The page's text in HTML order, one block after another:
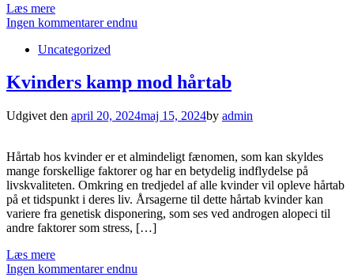
Læs mere
Ingen kommentarer endnu
Uncategorized
Kvinders kamp mod hårtab
Udgivet den april 20, 2024maj 15, 2024by admin
Hårtab hos kvinder er et almindeligt fænomen, som kan skyldes
mange forskellige faktorer og har en betydelig indflydelse på
livskvaliteten. Omkring en tredjedel af alle kvinder vil opleve hårtab
på et tidspunkt i deres liv. Årsagerne til dette hårtab kvinder kan
variere fra genetisk disponering, som ses ved androgen alopeci til
andre faktorer som stress, […]
Læs mere
Ingen kommentarer endnu